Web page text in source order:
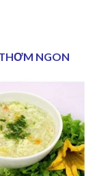
NGON